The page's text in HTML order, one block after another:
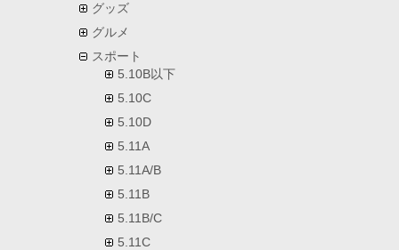
グッズ
グルメ
スポート
5.10B以下
5.10C
5.10D
5.11A
5.11A/B
5.11B
5.11B/C
5.11C